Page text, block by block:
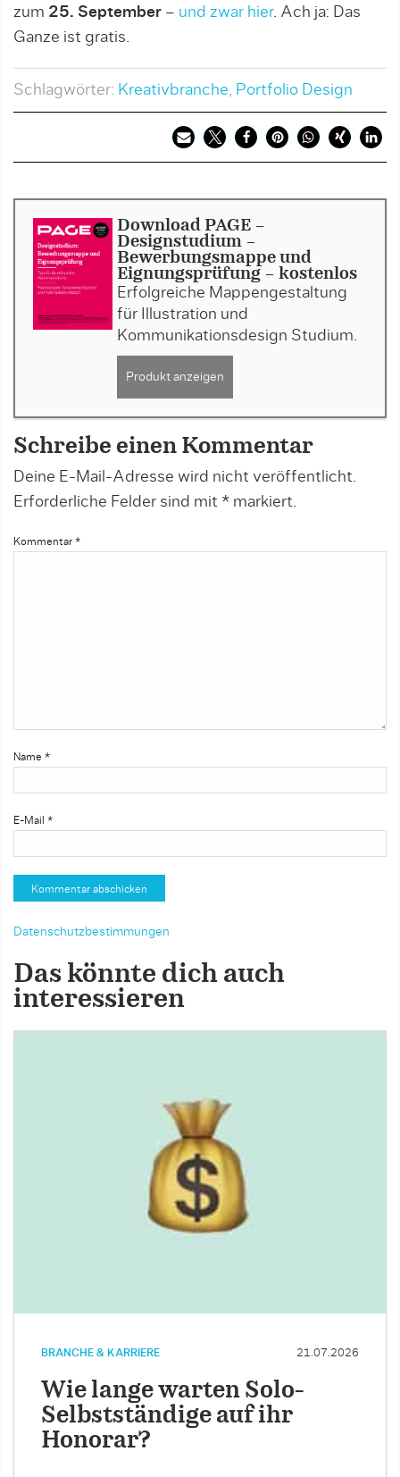
zum 25. September – und zwar hier. Ach ja: Das
Ganze ist gratis.
Schlagwörter: Kreativbranche Portfolio Design
Download PAGE -
Designstudium -
Bewerbungsmappe und
Eignungsprüfung - kostenlos
Erfolgreiche Mappengestaltung
für Illustration und
Kommunikationsdesign Studium.
Produkt anzeigen
Schreibe einen Kommentar
Deine E-Mail-Adresse wird nicht veröffentlicht.
Erforderliche Felder sind mit * markiert.
Kommentar *
Name *
E-Mail *
Datenschutzbestimmungen
Das könnte dich auch
interessieren
BRANCHE & KARRIERE 21.07.2026
Wie lange warten Solo-
Selbstständige auf ihr
Honorar?